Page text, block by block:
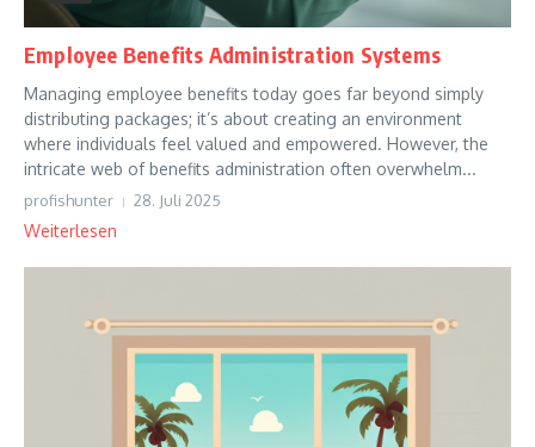
Employee Benefits Administration Systems
Managing employee benefits today goes far beyond simply
distributing packages; it’s about creating an environment
where individuals feel valued and empowered. However, the
intricate web of benefits administration often overwhelm...
profishunter 28. Juli 2025
Weiterlesen